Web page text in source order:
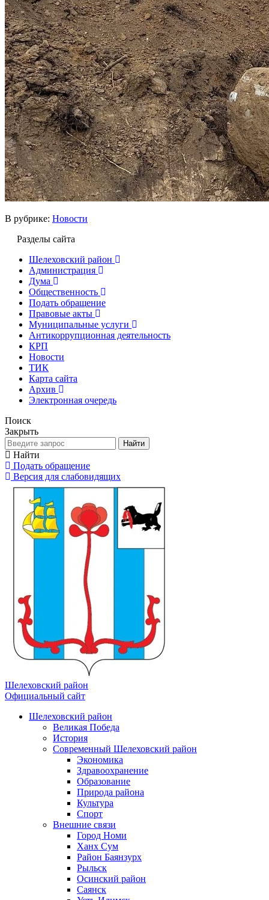
В рубрике: Новости
Разделы сайта
Шелеховский район
Администрация
Дума
Общественность
Подать обращение
Правовые акты
Муниципальные услуги
Антикоррупционная деятельность
КРП
Новости
ТИК
Карта сайта
Архив
Электронная очередь
Поиск
Закрыть
Найти
Найти
Подать обращение
Версия для слабовидящих
Шелеховский район
Официальный сайт
Шелеховский район
Великая Победа
История
Современный Шелеховский район
Экономика
Здравоохранение
Образование
Природа района
Культура
Спорт
Внешние связи
Город Номи
Ханх Сум
Район Баянзурх
Рыльск
Осинский район
Саянск